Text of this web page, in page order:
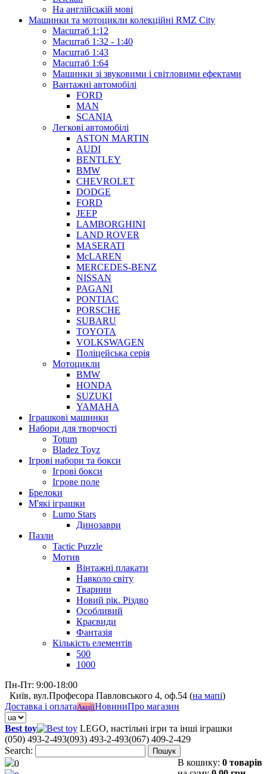
На англійській мові
Машинки та мотоцикли колекційні RMZ City
Масштаб 1:12
Масштаб 1:32 - 1:40
Масштаб 1:43
Масштаб 1:64
Машинки зі звуковими і світловими ефектами
Вантажні автомобілі
FORD
MAN
SCANIA
Легкові автомобілі
ASTON MARTIN
AUDI
BENTLEY
BMW
CHEVROLET
DODGE
FORD
JEEP
LAMBORGHINI
LAND ROVER
MASERATI
McLAREN
MERCEDES-BENZ
NISSAN
PAGANI
PONTIAC
PORSCHE
SUBARU
TOYOTA
VOLKSWAGEN
Поліцейська серія
Мотоцикли
BMW
HONDA
SUZUKI
YAMAHA
Іграшкові машинки
Набори для творчості
Totum
Bladez Toyz
Ігрові набори та бокси
Ігрові бокси
Ігрове поле
Брелоки
М'які іграшки
Lumo Stars
Динозаври
Пазли
Tactic Puzzle
Мотив
Вінтажні плакати
Навколо світу
Тварини
Новий рік. Різдво
Особливий
Краєвиди
Фантазія
Кількість елементів
500
1000
Пн-Пт: 9:00-18:00
Київ, вул.Професора Павловського 4, оф.54 (на мапі)
Доставка і оплатаАкціїНовиниПро магазин
Best toy
LEGO, настільні ігри та інші іграшки
(050) 493-2-493(093) 493-2-493(067) 409-2-429
Search:
Пошук
0 В кошику: 0 товарів